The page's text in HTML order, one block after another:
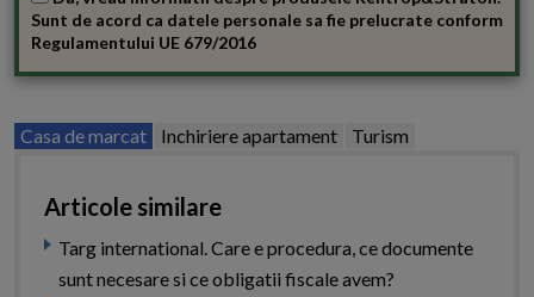
Sunt de acord ca datele personale sa fie prelucrate conform
Regulamentului UE 679/2016
Casa de marcat Inchiriere apartament Turism
Articole similare
Targ international. Care e procedura, ce documente
sunt necesare si ce obligatii fiscale avem?